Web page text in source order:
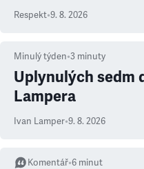
Respekt•9. 8. 2026
Minulý týden•3 minuty
Uplynulých sedm
Lampera
Ivan Lamper•9. 8. 2026
Komentář•6 minut